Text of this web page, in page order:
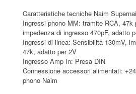
Caratteristiche tecniche Naim
Ingressi phono MM: tramite RCA, 47k
impedenza di ingresso 470pF, adatto
Ingressi di linea: Sensibilità 130mV,
47k, adatto per 2V
Ingresso Amp In: Presa DIN
Connessione accessori alimentati:
phono Naim